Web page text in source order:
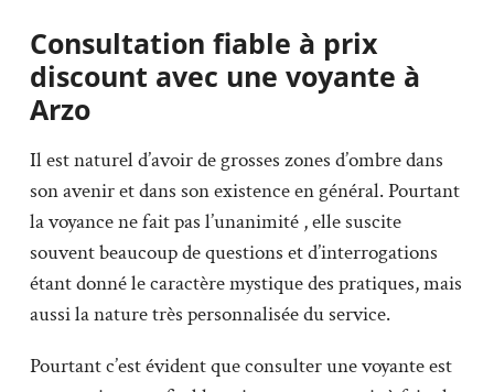
Consultation fiable à prix
discount avec une voyante à
Arzo
Il est naturel d’avoir de grosses zones d’ombre dans
son avenir et dans son existence en général. Pourtant
la voyance ne fait pas l’unanimité , elle suscite
souvent beaucoup de questions et d’interrogations
étant donné le caractère mystique des pratiques, mais
aussi la nature très personnalisée du service.
Pourtant c’est évident que consulter une voyante est